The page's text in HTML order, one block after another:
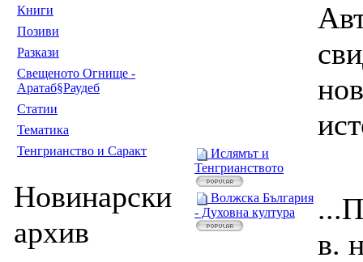
Книги
Позиви
Разкази
Свещеното Огнище -
Аратаб§Раудеб
Статии
Тематика
Тенгрианство и Саракт
Новинарски
архив
Ислямът и
Тенгрианството
Волжска България
- Духовна култура
в.